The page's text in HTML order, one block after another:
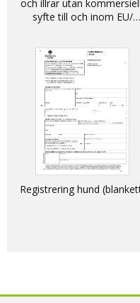
och illrar utan
syfte till och inom EU/
dogs, cats and ferrets into
and within the EU
Registrering hund